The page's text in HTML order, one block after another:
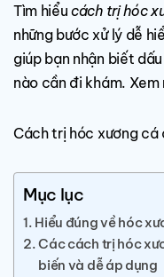
Tìm hiểucách trị hóc
những bước xử lý dễ
giúp bạn nhận biết
nào cần đi khám.
Cách trị hóc xương cá
Mục lục
Hiểu đúng về hóc
Các cách trị hóc
biến và dễ áp dụng